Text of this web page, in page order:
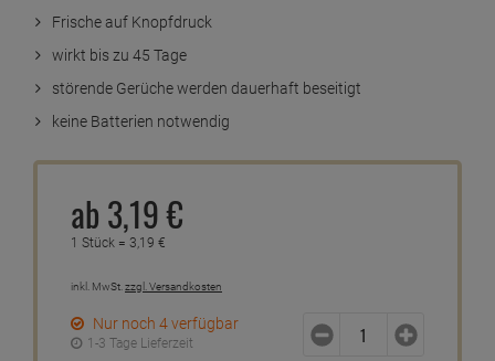
Frische auf Knopfdruck
wirkt bis zu 45 Tage
störende Gerüche werden dauerhaft beseitigt
keine Batterien notwendig
ab 3,19€
1 Stück = 3,19 €
inkl. MwSt.zzgl. Versandkosten
Nur noch 4 verfügbar
1-3 Tage Lieferzeit